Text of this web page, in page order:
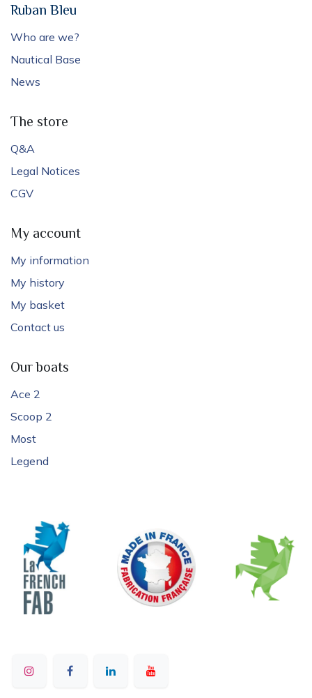
Ruban Bleu
Who are we?
Nautical Base
News
The store
Q&A
Legal Notices
CGV
My account
My information
My history
My basket
Contact us
Our boats
Ace 2
Scoop 2
Most
Legend